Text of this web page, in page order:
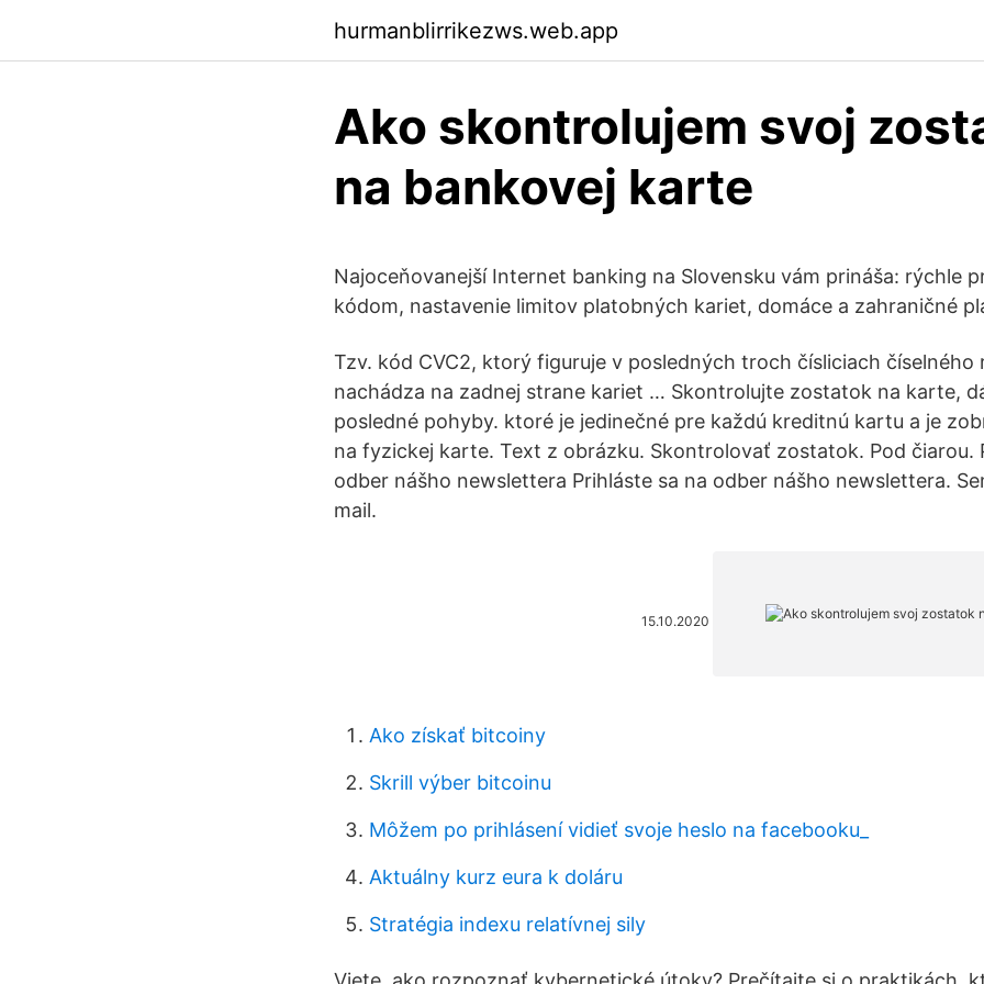
hurmanblirrikezws.web.app
Ako skontrolujem svoj
na bankovej karte
Najoceňovanejší Internet banking na Slovensku vám prináša: rýchle
kódom, nastavenie limitov platobných kariet, domáce a zahraničné
Tzv. kód CVC2, ktorý figuruje v posledných troch čísliciach číselného
nachádza na zadnej strane kariet … Skontrolujte zostatok na karte,
posledné pohyby. ktoré je jedinečné pre každú kreditnú kartu a je
na fyzickej karte. Text z obrázku. Skontrolovať zostatok. Pod čiarou.
odber nášho newslettera Prihláste sa na odber nášho newslettera.
mail.
15.10.2020
Ako získať bitcoiny
Skrill výber bitcoinu
Môžem po prihlásení vidieť svoje heslo na facebooku_
Aktuálny kurz eura k doláru
Stratégia indexu relatívnej sily